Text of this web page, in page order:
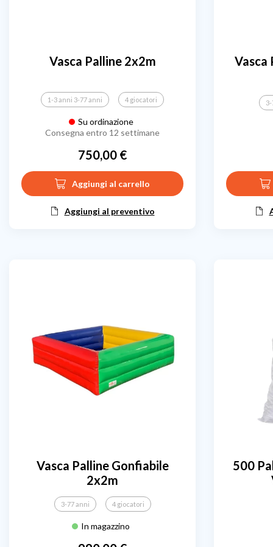
Vasca Palline 2x2m
1-3 anni 3-77 anni 4 giocatori
Su ordinazione
Consegna entro 12 settimane
Prezzo
750,00 €
Aggiungi al carrello
Aggiungi al preventivo
Vasca
Vasca Palline Gonfiabile
2x2m
3-77 anni 4 giocatori
In magazzino
500